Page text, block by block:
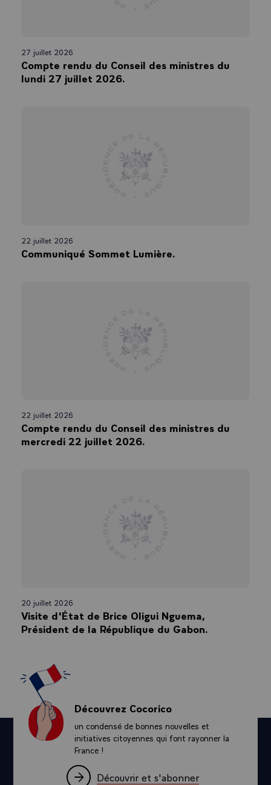
27 juillet 2026
Compte rendu du Conseil des ministres du
lundi 27 juillet 2026.
22 juillet 2026
Communiqué Sommet Lumière.
22 juillet 2026
Compte rendu du Conseil des ministres du
mercredi 22 juillet 2026.
20 juillet 2026
Visite d'État de Brice Oligui Nguema,
Président de la République du Gabon.
Découvrez Cocorico
un condensé de bonnes nouvelles et
initiatives citoyennes qui font rayonner la
France !
Découvrir et s'abonner